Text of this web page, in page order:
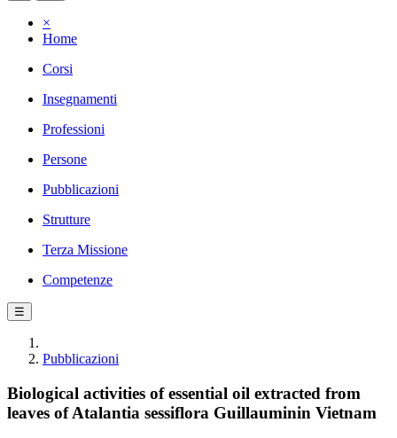
×
Home
Corsi
Insegnamenti
Professioni
Persone
Pubblicazioni
Strutture
Terza Missione
Competenze
☰
Pubblicazioni
Biological activities of essential oil extracted from
leaves of Atalantia sessiflora Guillauminin Vietnam